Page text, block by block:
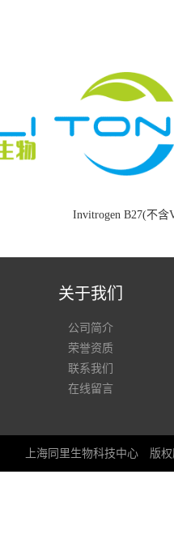
Invitrogen B27(不含
关于我们
公司简介
荣誉资质
联系我们
在线留言
上海同里生物科技中心 版